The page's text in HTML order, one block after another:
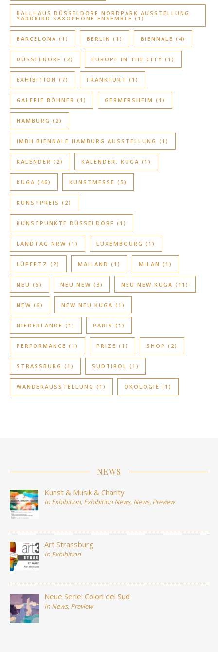
BALLHAUS DÜSSELDORF NORDPARK AUSSTELLUNG
YARDBIRD SAXOPHONE ENSEMBLE (1)
BARCELONA (1) BERLIN (1) BIENNALE (4)
DÜSSELDORF (2) EUROPE IN THE CITY (1)
EXHIBITION (7) FRANKFURT (1)
GALERIE BÖHNER (1) GERMERSHEIM (1)
HAMBURG (2)
IMBH BIENNALE HAMBURG AUSSTELLUNG (1)
KALENDER (2) KALENDER; KUGA (1)
KUGA (46) KUNSTMESSE (5)
KUNSTPREIS (2)
KUNSTPUNKTE DÜSSELDORF (1)
LANDTAG NRW (1) LUXEMBOURG (1)
LÜPERTZ (2) MAILAND (1) MILAN (1)
NEU (6) NEU NEW (3) NEU NEW KUGA (11)
NEW (6) NEW NEU KUGA (1)
NIEDERLANDE (1) PARIS (1)
PERFORMANCE (1) PRIZE (1) SHOP (2)
STRASSBURG (1) SÜDTIROL (1)
WANDERAUSSTELLUNG (1) ÖKOLOGIE (1)
NEWS
Kunst & Musik & Charity
In Exhibition, Exhibition News, News, Preview
Art Strassburg
In Exhibition
Neue Serie: Colori del Sud
In News, Preview